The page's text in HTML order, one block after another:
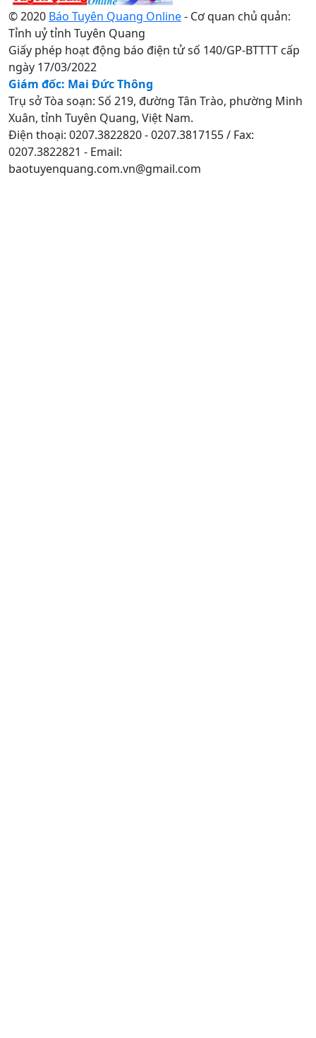
© 2020 Báo Tuyên Quang Online- Cơ quan chủ quản:
Tỉnh uỷ tỉnh Tuyên Quang
Giấy phép hoạt động báo điện tử số 140/GP-BTTTT cấp
ngày 17/03/2022
Giám đốc: Mai Đức Thông
Trụ sở Tòa soạn: Số 219, đường Tân Trào, phường Minh
Xuân, tỉnh Tuyên Quang, Việt Nam.
Điện thoại: 0207.3822820 - 0207.3817155 / Fax:
0207.3822821 - Email:
baotuyenquang.com.vn@gmail.com